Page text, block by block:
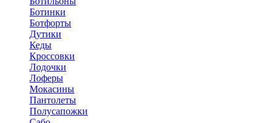
Ботинки
Ботфорты
Дутики
Кеды
Кроссовки
Лодочки
Лоферы
Мокасины
Пантолеты
Полусапожки